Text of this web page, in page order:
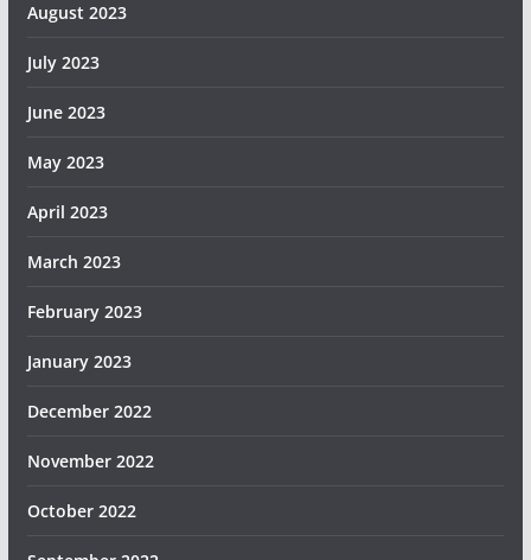
August 2023
July 2023
June 2023
May 2023
April 2023
March 2023
February 2023
January 2023
December 2022
November 2022
October 2022